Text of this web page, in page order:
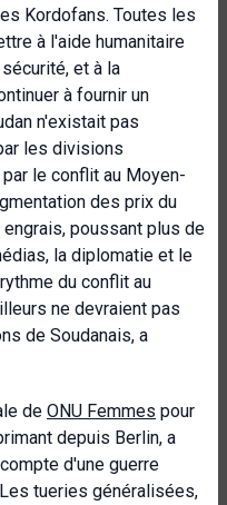
Kordofans. Toutes les
à l'aide humanitaire
et à la
à fournir un
n'existait pas
les divisions
le conflit au Moyen-
des prix du
poussant plus de
la diplomatie et le
du conflit au
ne devraient pas
de Soudanais, a
de ONU Femmes pour
depuis Berlin, a
d'une guerre
tueries généralisées,